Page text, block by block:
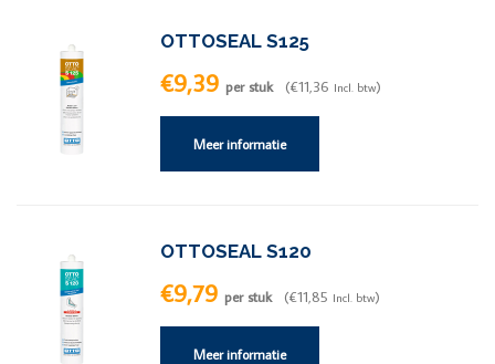
OTTOSEAL S125
€9,39 per stuk (€11,36 Incl. btw)
Meer informatie
OTTOSEAL S120
€9,79 per stuk (€11,85 Incl. btw)
Meer informatie